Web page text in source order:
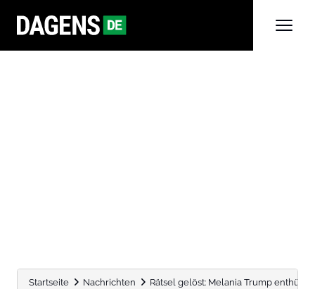
Startseite Nachrichten Rätsel gelöst: Melania Trump enthüllt